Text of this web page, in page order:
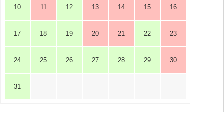
10 11 12 13 14 15 16
17 18 19 20 21 22 23
24 25 26 27 28 29 30
31